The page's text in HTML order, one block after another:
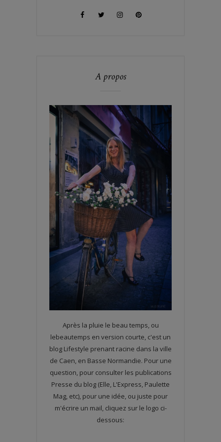
A propos
Après la pluie le beau temps, ou
lebeautemps en version courte, c'est un
blog Lifestyle prenant racine dans la ville
de Caen, en Basse Normandie. Pour une
question, pour consulter les publications
Presse du blog (Elle, L'Express, Paulette
Mag, etc), pour une idée, ou juste pour
m'écrire un mail, cliquez sur le logo ci-
dessous: